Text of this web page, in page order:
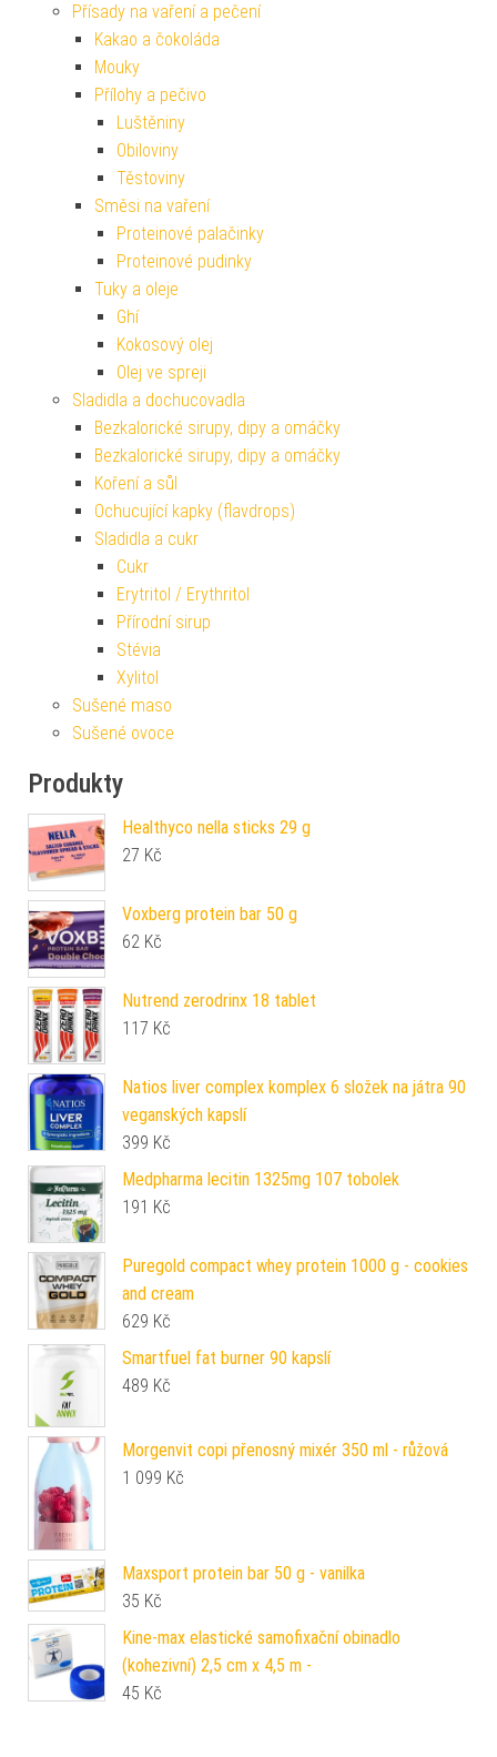
Přísady na vaření a pečení
Kakao a čokoláda
Mouky
Přílohy a pečivo
Luštěniny
Obiloviny
Těstoviny
Směsi na vaření
Proteinové palačinky
Proteinové pudinky
Tuky a oleje
Ghí
Kokosový olej
Olej ve spreji
Sladidla a dochucovadla
Bezkalorické sirupy, dipy a omáčky
Bezkalorické sirupy, dipy a omáčky
Koření a sůl
Ochucující kapky (flavdrops)
Sladidla a cukr
Cukr
Erytritol / Erythritol
Přírodní sirup
Stévia
Xylitol
Sušené maso
Sušené ovoce
Produkty
Healthyco nella sticks 29 g
27 Kč
Voxberg protein bar 50 g
62 Kč
Nutrend zerodrinx 18 tablet
117 Kč
Natios liver complex komplex 6 složek na játra 90
veganských kapslí
399 Kč
Medpharma lecitin 1325mg 107 tobolek
191 Kč
Puregold compact whey protein 1000 g - cookies
and cream
629 Kč
Smartfuel fat burner 90 kapslí
489 Kč
Morgenvit copi přenosný mixér 350 ml - růžová
1 099 Kč
Maxsport protein bar 50 g - vanilka
35 Kč
Kine-max elastické samofixační obinadlo
(kohezivní) 2,5 cm x 4,5 m -
45 Kč